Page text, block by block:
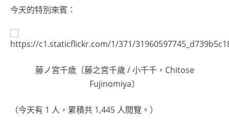
今天的特別來賓：
藤ノ宮千歳〔藤之宮千歲 / 小千千，Chitose
Fujinomiya〕
（今天有 1 人，累積共 1,445 人閱覽。）